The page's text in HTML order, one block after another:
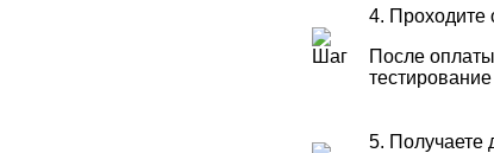
4. Проходите
После
тестирование
5. Получаете